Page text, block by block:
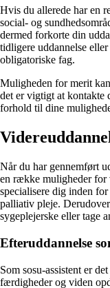
Hvis du allerede har en
social- og
dermed forkorte din
tidligere uddannelse
obligatoriske fag.
Muligheden for merit
det er vigtigt at kontakte
forhold til dine
Når du har gennemført
en række muligheder for
specialisere dig inden
palliativ pleje.
sygeplejerske eller tage
Efteruddannelse
Som sosu-assistent er
færdigheder og viden